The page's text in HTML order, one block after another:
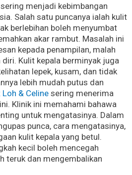
menjadi kebimbangan
Salah satu puncanya ialah kulit
berlebihan boleh menyumbat
akar rambut. Masalah ini
kepada penampilan, malah
Kulit kepala berminyak juga
lepek, kusam, dan tidak
lebih mudah putus dan
Loh & Celine sering menerima
Klinik ini memahami bahawa
untuk mengatasinya. Dalam
punca, cara mengatasinya,
kulit kepala yang betul.
kecil boleh mencegah
teruk dan mengembalikan